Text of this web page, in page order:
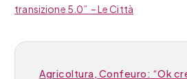
transizione 5.0” – Le Città
Agricoltura, Confeuro: “Ok